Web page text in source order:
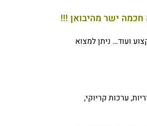
חכמה ישר מהיבואן !!!
ועוד… ניתן למצוא
ערכות קריוקי,